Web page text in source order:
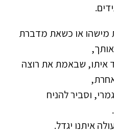
מישהו או כשאת מדברת
איתו, שבאמת את רוצה
וסביר להניח
איתנו יגדל.